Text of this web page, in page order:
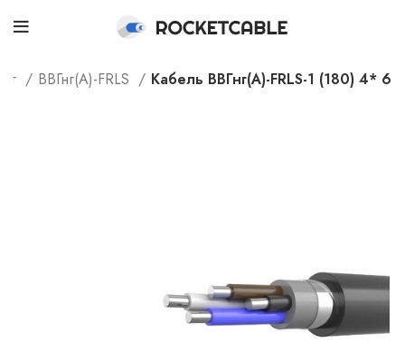
ВВГнг(А)-FRLS Кабель ВВГнг(А)-FRLS-1 (180) 4* 6